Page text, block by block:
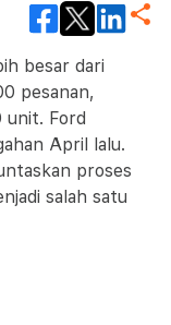
besar dari
pesanan,
unit. Ford
April lalu.
proses
salah satu